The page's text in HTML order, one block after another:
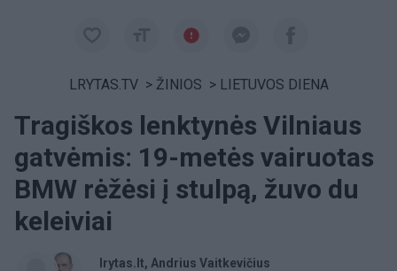
LRYTAS.TV > ŽINIOS > LIETUVOS DIENA
Tragiškos lenktynės Vilniaus
gatvėmis: 19-metės vairuotas
BMW rėžėsi į stulpą, žuvo du
keleiviai
lrytas.lt Andrius Vaitkevičius